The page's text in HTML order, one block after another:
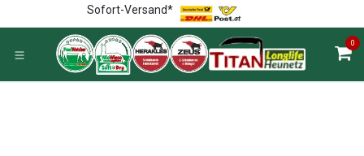
Zum Inhalt springenSofort-Versand*
0